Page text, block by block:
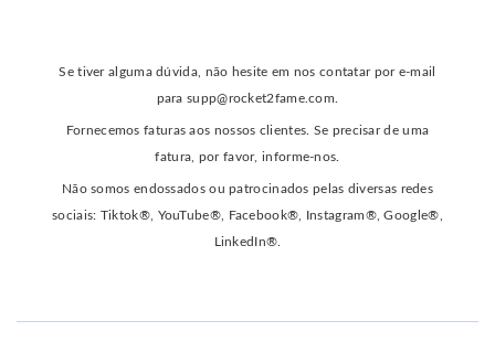
Se tiver alguma dúvida, não hesite em nos contatar por e-mail
parasupp@rocket2fame.com
Fornecemos faturas aos nossos clientes. Se precisar de uma
fatura, por favor, informe-nos.
Não somos endossados ou patrocinados pelas diversas redes
sociais: Tiktok®, YouTube®, Facebook®, Instagram®, Google®,
LinkedIn®.